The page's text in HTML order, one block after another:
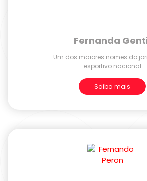
Fernanda
Um dos maiores nomes do
esportivo nacional
Saiba mais